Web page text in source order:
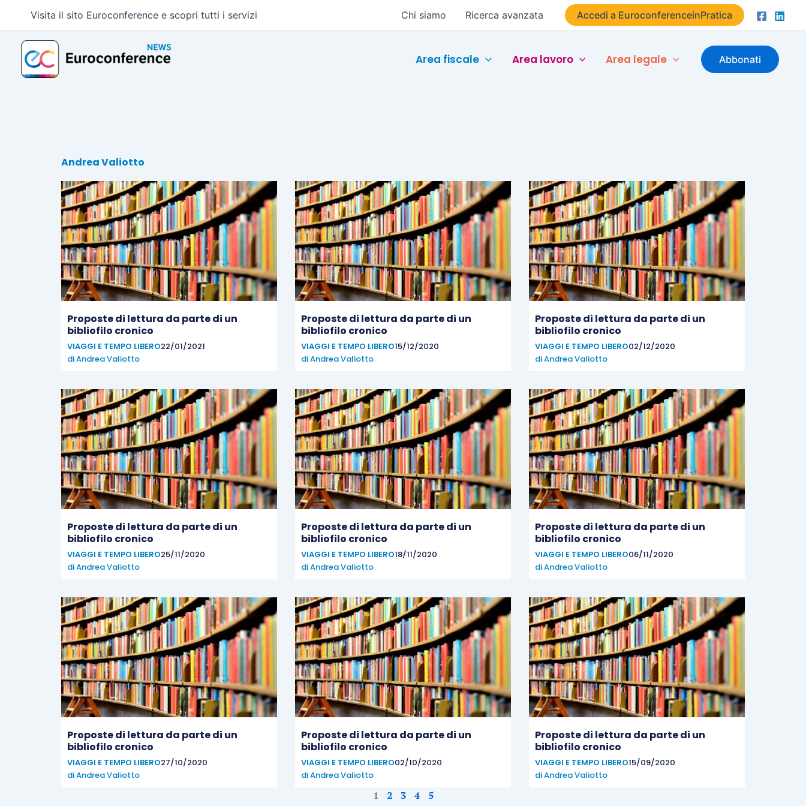
contenuto
Visita il sito Euroconference e scopri tutti i servizi Chi siamo Ricerca avanzata Accedi a EuroconferenceinPratica
Area fiscale Area lavoro Area legale Abbonati
Andrea Valiotto
Proposte di lettura da parte di un
bibliofilo cronico
VIAGGI E TEMPO LIBERO22/01/2021
diAndrea Valiotto
Proposte di lettura da parte di un
bibliofilo cronico
VIAGGI E TEMPO LIBERO15/12/2020
diAndrea Valiotto
Proposte di lettura da parte di un
bibliofilo cronico
VIAGGI E TEMPO LIBERO02/12/2020
diAndrea Valiotto
Proposte di lettura da parte di un
bibliofilo cronico
VIAGGI E TEMPO LIBERO25/11/2020
diAndrea Valiotto
Proposte di lettura da parte di un
bibliofilo cronico
VIAGGI E TEMPO LIBERO18/11/2020
diAndrea Valiotto
Proposte di lettura da parte di un
bibliofilo cronico
VIAGGI E TEMPO LIBERO06/11/2020
diAndrea Valiotto
Proposte di lettura da parte di un
bibliofilo cronico
VIAGGI E TEMPO LIBERO27/10/2020
diAndrea Valiotto
Proposte di lettura da parte di un
bibliofilo cronico
VIAGGI E TEMPO LIBERO02/10/2020
diAndrea Valiotto
Proposte di lettura da parte di un
bibliofilo cronico
VIAGGI E TEMPO LIBERO15/09/2020
diAndrea Valiotto
Pagina
1
Pagina
2
Pagina
3
Pagina
4
Pagina
5